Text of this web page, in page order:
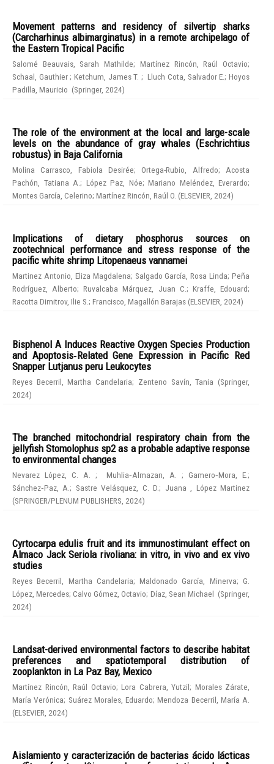
Movement patterns and residency of silvertip sharks
(Carcharhinus albimarginatus) in a remote archipelago of
the Eastern Tropical Pacific
Salomé Beauvais, Sarah Mathilde; Martínez Rincón, Raúl Octavio;
Schaal, Gauthier;Ketchum, James T.; Lluch Cota, Salvador E.;Hoyos
Padilla, Mauricio (Springer, 2024)
The role of the environment at the local and large-scale
levels on the abundance of gray whales (Eschrichtius
robustus) in Baja California
Molina Carrasco, Fabiola Desirée;Ortega-Rubio, Alfredo; Acosta
Pachón, Tatiana A. ; López Paz, Nóe; Mariano Meléndez, Everardo;
Montes García, Celerino; Martínez Rincón, Raúl O. (ELSEVIER 2024)
Implications of dietary phosphorus sources on
zootechnical performance and stress response of the
pacific white shrimp Litopenaeus vannamei
Martinez Antonio, Eliza Magdalena; Salgado García, Rosa Linda; Peña
Rodríguez, Alberto;Ruvalcaba Márquez, Juan C. ; Kraffe, Edouard;
Racotta Dimitrov, Ilie S. ; Francisco, Magallón Barajas (ELSEVIER 2024)
Bisphenol A Induces Reactive Oxygen Species Production
and Apoptosis‑Related Gene Expression in Pacific Red
Snapper Lutjanus peru Leukocytes
Reyes Becerril, Martha Candelaria; Zenteno Savín, Tania (Springer,
2024)
The branched mitochondrial respiratory chain from the
jellyfish Stomolophus sp2 as a probable adaptive response
to environmental changes
Nevarez López, C. A. ; Muhlia‑Almazan, A.;Gamero‑Mora, E.;
Sánchez‑Paz, A.; Sastre Velásquez, C. D.; Juana , López Martinez
(SPRINGER/PLENUM PUBLISHERS 2024)
Cyrtocarpa edulis fruit and its immunostimulant effect on
Almaco Jack Seriola rivoliana: in vitro, in vivo and ex vivo
studies
Reyes Becerril, Martha Candelaria;Maldonado García, Minerva;G.
López, Mercedes;Calvo Gómez, Octavio; Díaz, Sean Michael (Springer,
2024)
Landsat-derived environmental factors to describe habitat
preferences and spatiotemporal distribution of
zooplankton in La Paz Bay, Mexico
Martínez Rincón, Raúl Octavio; Lora Cabrera, Yutzil; Morales Zárate,
María Verónica; Suárez Morales, Eduardo;Mendoza Becerril, María A.
(ELSEVIER 2024)
Aislamiento y caracterización de bacterias ácido lácticas